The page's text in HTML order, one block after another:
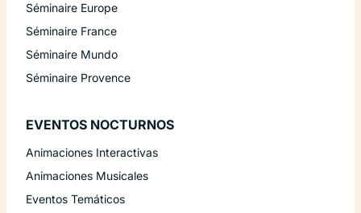
Séminaire Europe
Séminaire France
Séminaire Mundo
Séminaire Provence
EVENTOS NOCTURNOS
Animaciones Interactivas
Animaciones Musicales
Eventos Temáticos